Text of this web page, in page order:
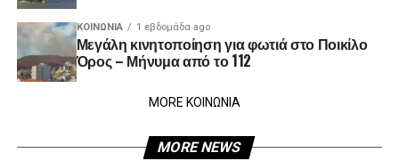
ΚΟΙΝΩΝΊΑ 1 εβδομάδα ago
Μεγάλη κινητοποίηση για φωτιά στο Ποικίλο
Όρος – Μήνυμα από το 112
MORE ΚΟΙΝΩΝΙΑ
MORE NEWS